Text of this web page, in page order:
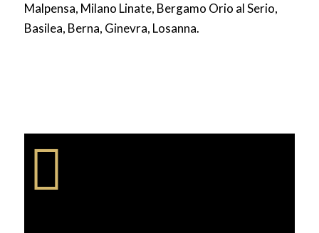
Malpensa, Milano Linate, Bergamo Orio al Serio,
Basilea, Berna, Ginevra, Losanna.